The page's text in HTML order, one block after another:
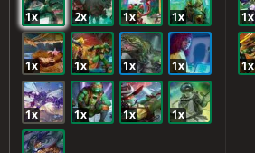
1x 2x 1x 1x
1x 1x 1x 1x
1x 1x 1x 1x
1x
1x